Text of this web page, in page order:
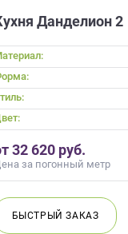
Современные
Коричневый, Капучино
Данделион 2
32 620 руб.
за погонный метр
БЫСТРЫЙЗАКАЗ
×
от
подготовит
строителей
не купите мебель.
000 т.р.
×